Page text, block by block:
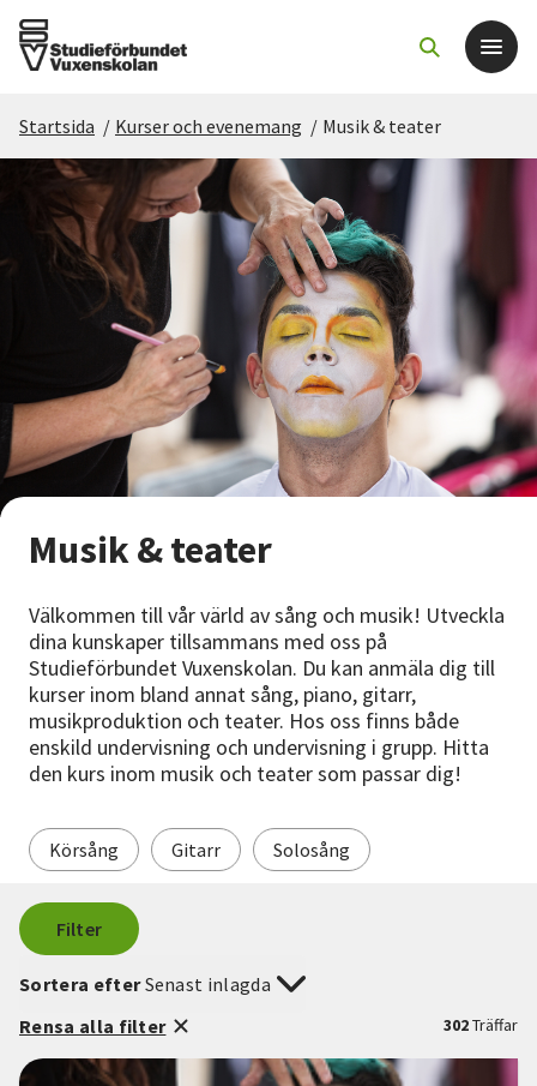
Det här gör vi
För dig som
Sök kurser och evenemang
Starta studiecirkel
Cirkelledare
Nyheter
Avdelningar
Lyssna
Startsida / Kurser och evenemang / Musik & teater
Musik & teater
Välkommen till vår värld av sång och musik! Utveckla
dina kunskaper tillsammans med oss på
Studieförbundet Vuxenskolan. Du kan anmäla dig till
kurser inom bland annat sång, piano, gitarr,
musikproduktion och teater. Hos oss finns både
enskild undervisning och undervisning i grupp. Hitta
den kurs inom musik och teater som passar dig!
Körsång Gitarr Solosång
Filter
302Träffar
Sortera efterSenast inlagda
Rensa alla filter